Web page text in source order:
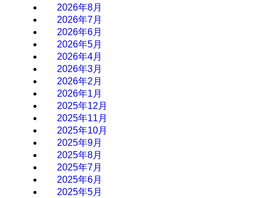
2026年8月
2026年7月
2026年6月
2026年5月
2026年4月
2026年3月
2026年2月
2026年1月
2025年12月
2025年11月
2025年10月
2025年9月
2025年8月
2025年7月
2025年6月
2025年5月